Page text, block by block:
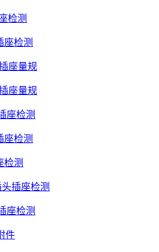
检测
座检测
座量规
座量规
座检测
座检测
检测
插座检测
座检测
件